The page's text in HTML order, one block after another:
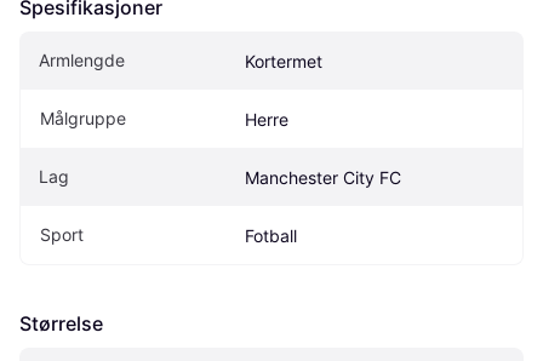
Spesifikasjoner
Armlengde Kortermet
Målgruppe Herre
Lag Manchester City FC
Sport Fotball
Størrelse